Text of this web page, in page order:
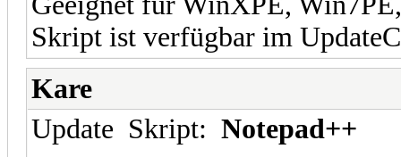
Skript ist verfügbar im
Kare
Update Skript: Notepad++